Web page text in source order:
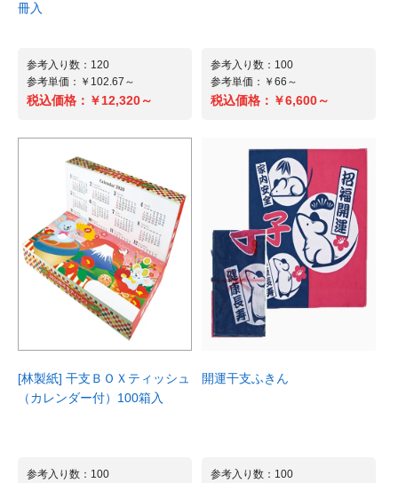
量・防風・保温性に優れており、裏地に
する機能と遠赤外線効果で･･･
参考入り数：1
参考単価：￥6,864～
税込価格：￥6,864～
商品詳細へ
追及した･･･
参考入り数：1
参考単価：￥6,127～
税込価格：￥6,127～
冊入
参考入り数：120
参考単価：￥102.67～
税込価格： ￥12,320～
参考入り数：100
参考単価：￥66～
税込価格： ￥6,600～
[林製紙] 干支ＢＯＸティッシュ
（カレンダー付）100箱入
参考入り数：100
開運干支ふきん
参考入り数：100